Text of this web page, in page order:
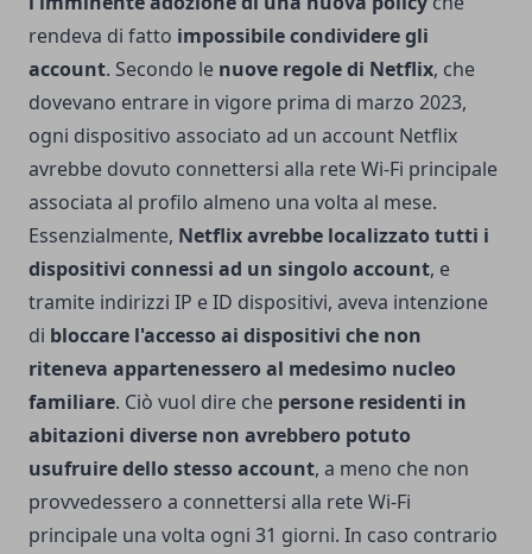
rendeva di fatto impossibile condividere gli
account. Secondo le nuove regole di Netflix, che
dovevano entrare in vigore prima di marzo 2023,
ogni dispositivo associato ad un account Netflix
avrebbe dovuto connettersi alla rete Wi-Fi principale
associata al profilo almeno una volta al mese.
Essenzialmente, Netflix avrebbe localizzato tutti i
dispositivi connessi ad un singolo account, e
tramite indirizzi IP e ID dispositivi, aveva intenzione
di bloccare l'accesso ai dispositivi che non
riteneva appartenessero al medesimo nucleo
familiare. Ciò vuol dire che persone residenti in
abitazioni diverse non avrebbero potuto
usufruire dello stesso account, a meno che non
provvedessero a connettersi alla rete Wi-Fi
principale una volta ogni 31 giorni. In caso contrario